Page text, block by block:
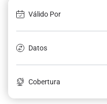
Válido Por
Datos
Cobertura